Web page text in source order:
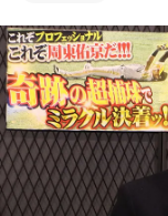
HOME
動画
日程・結果
順位表･成績